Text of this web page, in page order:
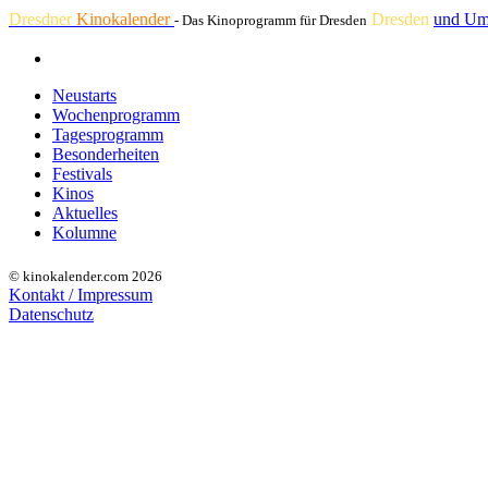
DresdnerKinokalender - Das Kinoprogramm für Dresden Dresden und
Neustarts
Wochenprogramm
Tagesprogramm
Besonderheiten
Festivals
Kinos
Aktuelles
Kolumne
© kinokalender.com 2026
Kontakt / Impressum
Datenschutz